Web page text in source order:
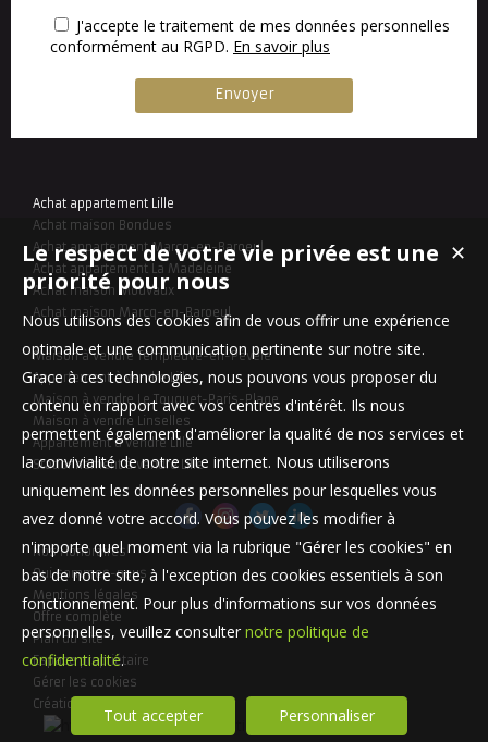
J'accepte le traitement de mes données personnelles
conformément au RGPD. En savoir plus
Achat appartement Lille
Achat maison Bondues
Achat appartement Marcq-en-Baroeul
Achat appartement La Madeleine
Achat maison Mouvaux
Achat maison Marcq-en-Baroeul
Maison à vendre Templeuve-en-Pévèle
Appartement à vendre Lille
Maison à vendre Le Touquet-Paris-Plage
Maison à vendre Linselles
Appartement à vendre Lille
Stationnement à vendre Lille
Nos Honoraires
Qui sommes-nous
Mentions légales
Offre complète
Plan du site
Espace propriétaire
Gérer les cookies
Création site internet immobilier
✕
Le respect de votre vie privée est une
priorité pour nous
Nous utilisons des cookies afin de vous offrir une expérience
optimale et une communication pertinente sur notre site.
Grace à ces technologies, nous pouvons vous proposer du
contenu en rapport avec vos centres d'intérêt. Ils nous
permettent également d'améliorer la qualité de nos services et
la convivialité de notre site internet. Nous utiliserons
uniquement les données personnelles pour lesquelles vous
avez donné votre accord. Vous pouvez les modifier à
n'importe quel moment via la rubrique "Gérer les cookies" en
bas de notre site, à l'exception des cookies essentiels à son
fonctionnement. Pour plus d'informations sur vos données
personnelles, veuillez consulter notre politique de
confidentialité.
Tout accepter Personnaliser